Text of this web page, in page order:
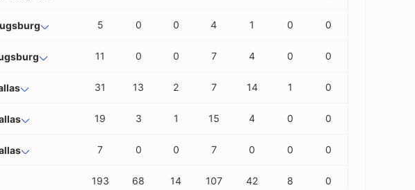
5 0 0 4 1 0 0
11 0 0 7 4 0 0
31 13 2 7 14 1 0
19 3 1 15 4 0 0
7 0 0 7 0 0 0
193 68 14 107 42 8 0